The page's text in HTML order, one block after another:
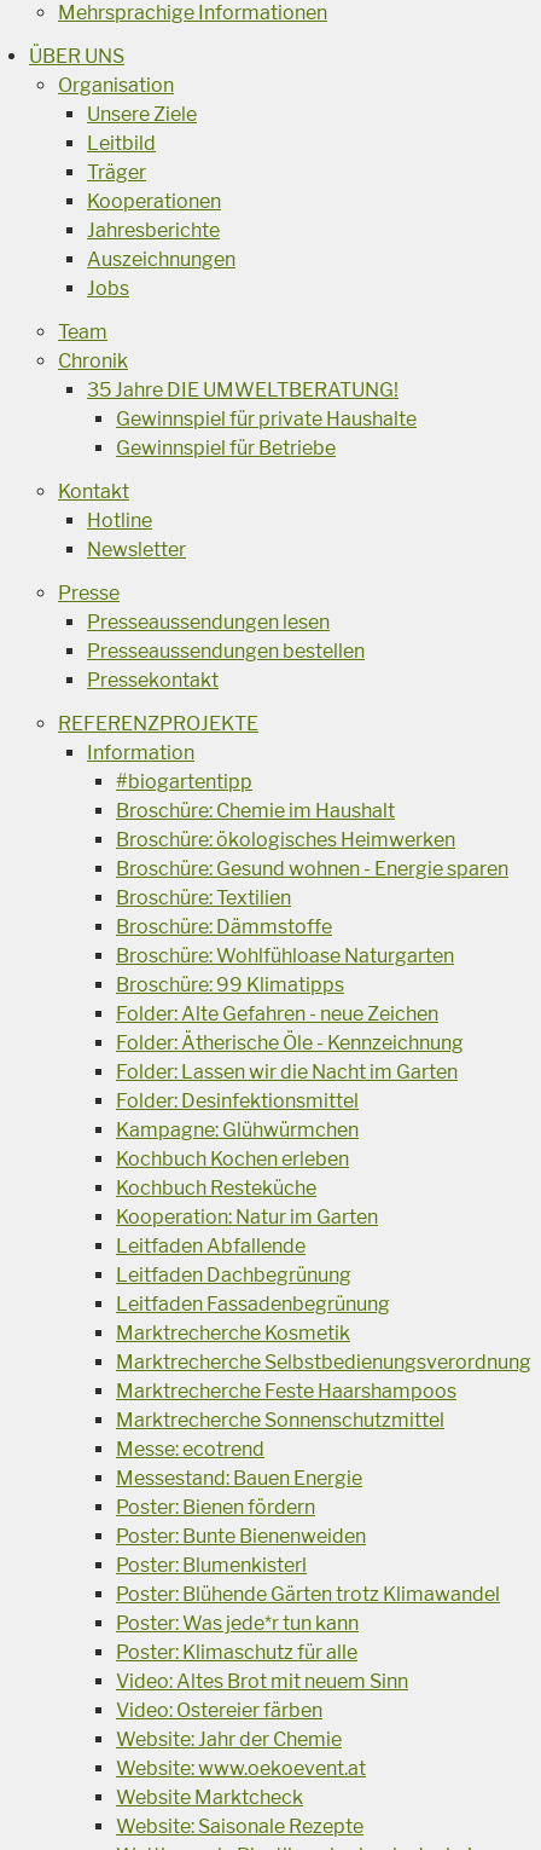
Mehrsprachige Informationen
ÜBER UNS
Organisation
Unsere Ziele
Leitbild
Träger
Kooperationen
Jahresberichte
Auszeichnungen
Jobs
Team
Chronik
35 Jahre DIE UMWELTBERATUNG!
Gewinnspiel für private Haushalte
Gewinnspiel für Betriebe
Kontakt
Hotline
Newsletter
Presse
Presseaussendungen lesen
Presseaussendungen bestellen
Pressekontakt
REFERENZPROJEKTE
Information
#biogartentipp
Broschüre: Chemie im Haushalt
Broschüre: ökologisches Heimwerken
Broschüre: Gesund wohnen - Energie sparen
Broschüre: Textilien
Broschüre: Dämmstoffe
Broschüre: Wohlfühloase Naturgarten
Broschüre: 99 Klimatipps
Folder: Alte Gefahren - neue Zeichen
Folder: Ätherische Öle - Kennzeichnung
Folder: Lassen wir die Nacht im Garten
Folder: Desinfektionsmittel
Kampagne: Glühwürmchen
Kochbuch Kochen erleben
Kochbuch Resteküche
Kooperation: Natur im Garten
Leitfaden Abfallende
Leitfaden Dachbegrünung
Leitfaden Fassadenbegrünung
Marktrecherche Kosmetik
Marktrecherche Selbstbedienungsverordnung
Marktrecherche Feste Haarshampoos
Marktrecherche Sonnenschutzmittel
Messe: ecotrend
Messestand: Bauen Energie
Poster: Bienen fördern
Poster: Bunte Bienenweiden
Poster: Blumenkisterl
Poster: Blühende Gärten trotz Klimawandel
Poster: Was jede*r tun kann
Poster: Klimaschutz für alle
Video: Altes Brot mit neuem Sinn
Video: Ostereier färben
Website: Jahr der Chemie
Website: www.oekoevent.at
Website Marktcheck
Website: Saisonale Rezepte